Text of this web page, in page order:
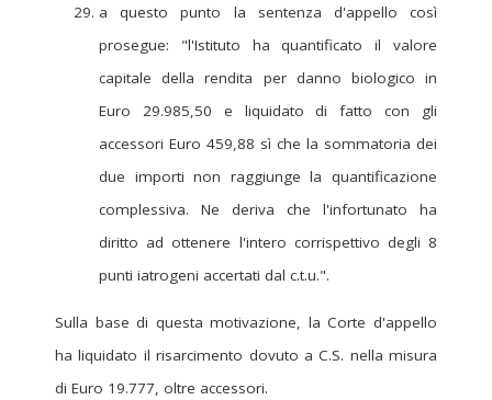
a questo punto la sentenza d'appello così
prosegue: "l'Istituto ha quantificato il valore
capitale della rendita per danno biologico in
Euro 29.985,50 e liquidato di fatto con gli
accessori Euro 459,88 sì che la sommatoria dei
due importi non raggiunge la quantificazione
complessiva. Ne deriva che l'infortunato ha
diritto ad ottenere l'intero corrispettivo degli 8
punti iatrogeni accertati dal c.t.u.".
Sulla base di questa motivazione, la Corte d'appello
ha liquidato il risarcimento dovuto a C.S. nella misura
di Euro 19.777, oltre accessori.